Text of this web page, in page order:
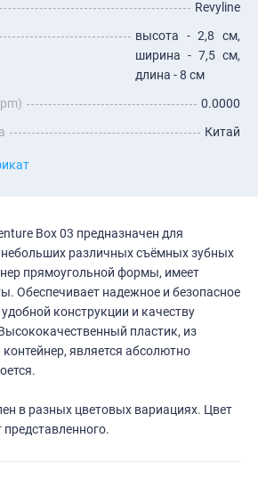
Revyline
высота - 2,8 см,
ширина - 7,5 см,
длина - 8 см
0.0000
Китай
Box 03 предназначен для
различных съёмных зубных
прямоугольной формы, имеет
Обеспечивает надежное и безопасное
конструкции и качеству
пластик, из
контейнер, является абсолютно
в разных цветовых вариациях. Цвет